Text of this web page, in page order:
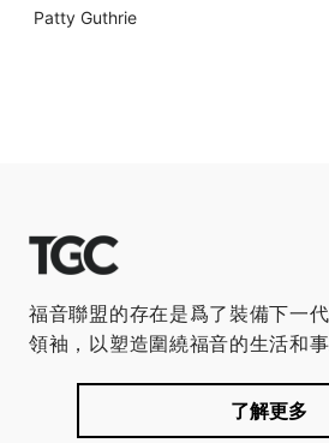
Patty Guthrie
福音聯盟的存在是爲了裝備下一
領袖，以塑造圍繞福音的生活和事
了解更多